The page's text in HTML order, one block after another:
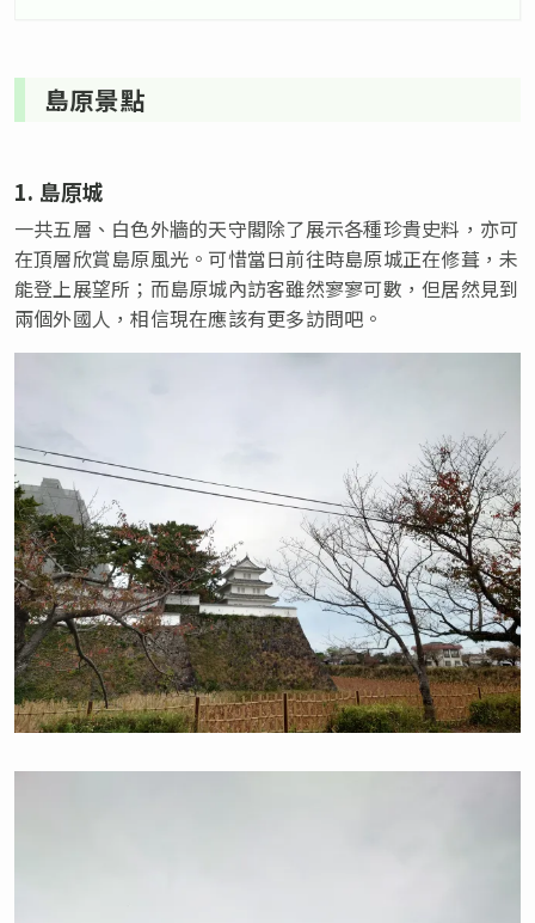
島原景點
1. 島原城
一共五層、白色外牆的天守閣除了展示各種珍貴史料，亦可
在頂層欣賞島原風光。可惜當日前往時島原城正在修葺，未
能登上展望所；而島原城內訪客雖然寥寥可數，但居然見到
兩個外國人，相信現在應該有更多訪問吧。